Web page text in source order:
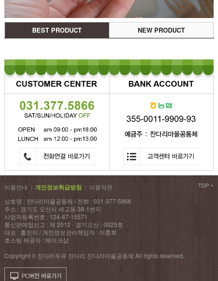
BEST PRODUCT NEW PRODUCT
이용안내 | 개인정보취급방침 | 이용약관
상호명 : 잔다리마을공동체 / 전화 : 031-377-5866
주소 : 경기도 오산시 세교동 38-1번지
사업자등록번호 : 124-87-15571
통신판매업신고 : 제 2012 - 경기오산 - 0025호
대표 : 홍진이 / 개인정보관리책임자 : 이훈희
호스팅 제공자 : 메이크샵
Copyright © 잔다리두유 잔다리 잔다리마을공동체 All rights reserved.